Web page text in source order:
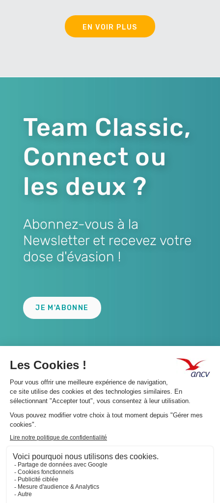
EN VOIR PLUS
Team Classic,
Connect ou
les deux ?
Abonnez-vous à la
Newsletter et recevez votre
dose d'évasion !
JE M'ABONNE
A propos 👇
Suivez-nous 👇
Infos légales 👇
Phishing : restez vigilants👇